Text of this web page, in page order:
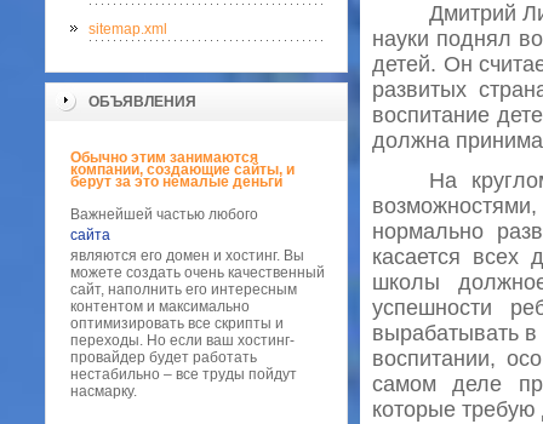
sitemap.xml
ОБЪЯВЛЕНИЯ
Обычно этим занимаются
компании, создающие сайты, и
берут за это немалые деньги
Важнейшей частью любого
сайта
являются его домен и хостинг. Вы
можете создать очень качественный
сайт, наполнить его интересным
контентом и максимально
оптимизировать все скрипты и
переходы. Но если ваш хостинг-
провайдер будет работать
нестабильно – все труды пойдут
насмарку.
Дмитрий
науки поднял
детей. Он
развитых
воспитание
должна
На
нормально
касается всех
школы
успешности
вырабатывать в
воспитании,
самом деле
которые требую